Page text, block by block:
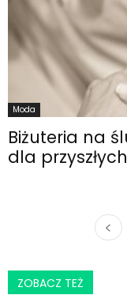
Moda
Biżuteria na
dla
ZOBACZ TEŻ